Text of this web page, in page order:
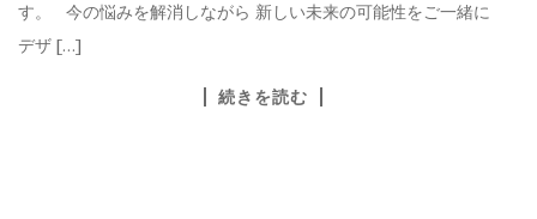
す。 今の悩みを解消しながら 新しい未来の可能性をご一緒に
デザ […]
続きを読む